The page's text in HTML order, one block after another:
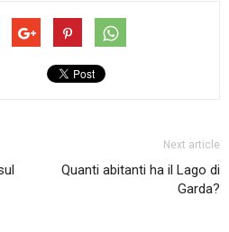
Next article
Quanti abitanti ha il Lago di
Garda?